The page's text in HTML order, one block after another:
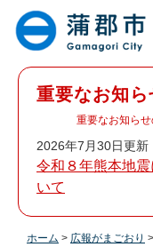
重要なお知ら
2026年7月30日更新
令和８年熊本地
いて
重要なお知ら
ホーム > 広報がまごおり >